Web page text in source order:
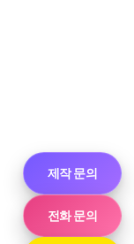
제작 문의
전화 문의